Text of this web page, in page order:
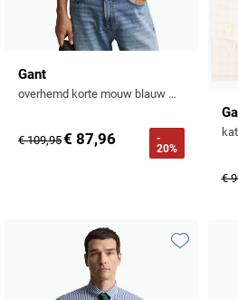
Gant
overhemd korte mouw blauw wijde fit effen 100% katoen
€ 109,95€ 87,96
-
20%
€